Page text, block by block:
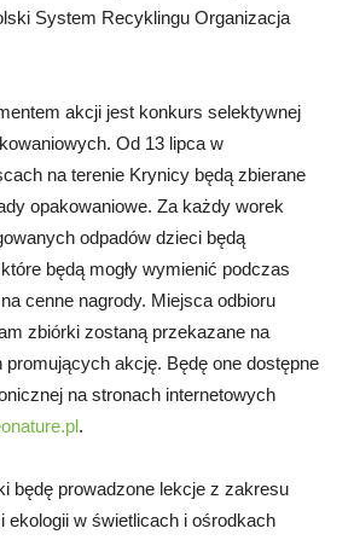
System Recyklingu Organizacja
akcji jest konkurs selektywnej
Od 13 lipca w
na terenie Krynicy będą zbierane
opakowaniowe. Za każdy worek
odpadów dzieci będą
będą mogły wymienić podczas
cenne nagrody. Miejsca odbioru
zbiórki zostaną przekazane na
akcję. Będę one dostępne
na stronach internetowych
.
będę prowadzone lekcje z zakresu
ekologii w świetlicach i ośrodkach